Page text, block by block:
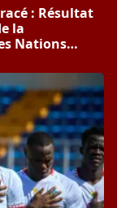
: Résultat
la
Nations